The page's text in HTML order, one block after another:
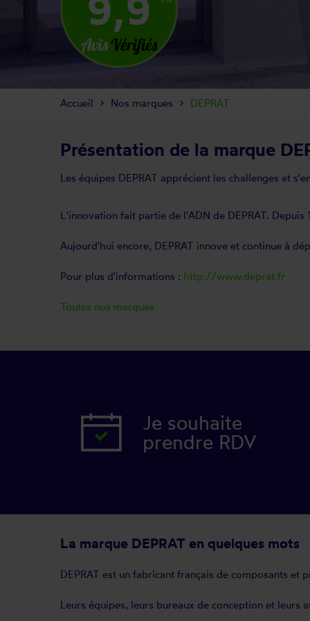
Présentation de la marque
Les équipes DEPRAT apprécient les challenges et
L'innovation fait partie de l'ADN de DEPRAT.
Aujourd'hui encore, DEPRAT innove et continue à
Pour plus d'informations : http://www.deprat.fr
Toutes nos marques
Je souhaite
prendre RDV
La marque DEPRAT en quelques mots
DEPRAT est un fabricant français de composants et
Leurs équipes, leurs bureaux de conception et leurs
Accueil Nos marques DEPRAT